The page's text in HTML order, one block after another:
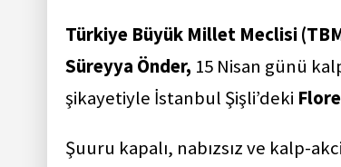
Türkiye Büyük Millet Meclisi
Süreyya Önder, 15 Nisan günü
şikayetiyle İstanbul Şişli’deki
Şuuru kapalı, nabızsız ve kalp-